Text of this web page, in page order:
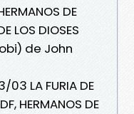
DE
LOS DIOSES
de John
03 LA FURIA DE
HERMANOS DE